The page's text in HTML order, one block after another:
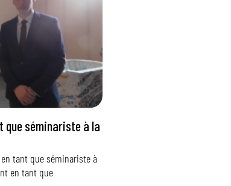
que séminariste à la
en tant que séminariste à
en tant que